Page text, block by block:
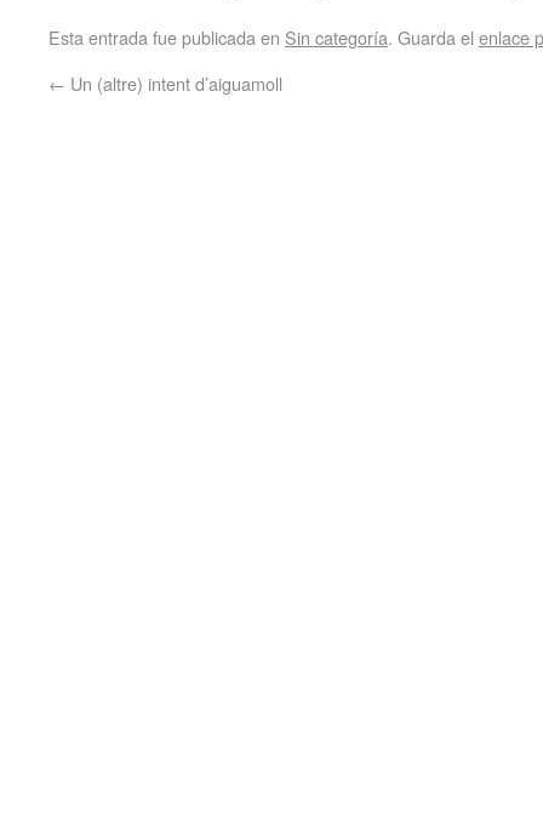
Esta entrada fue publicada en Sin categoría. Guarda el enlace
← Un (altre) intent d’aiguamoll